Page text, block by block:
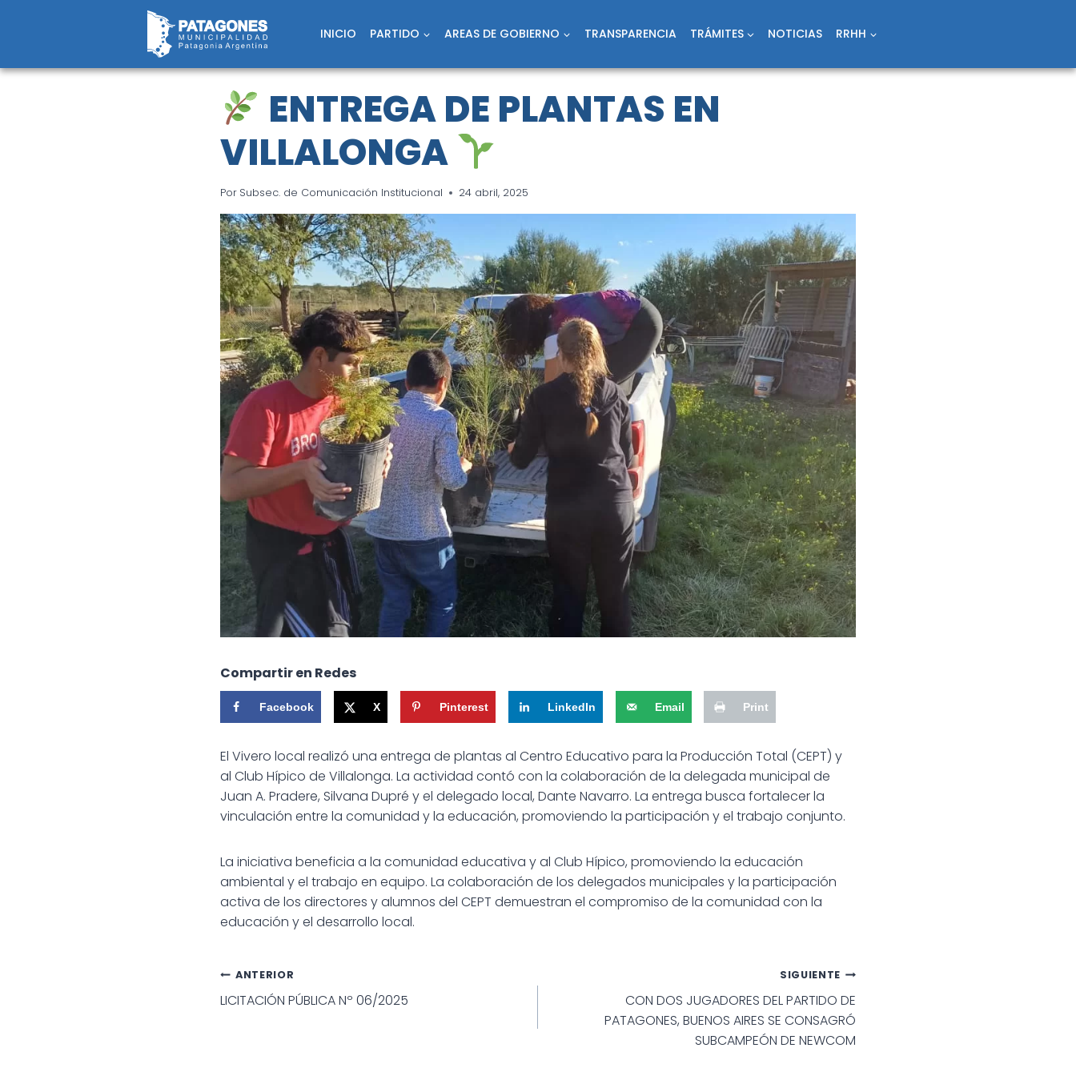
INICIO PARTIDO AREAS DE GOBIERNO TRANSPARENCIA TRÁMITES NOTICIAS RRHH
ENTREGA DE PLANTAS EN
VILLALONGA
Por Subsec. de Comunicación Institucional 24 abril, 2025
Compartir en Redes
Facebook X Pinterest LinkedIn Email Print
El Vivero local realizó una entrega de plantas al Centro Educativo para la Producción Total (CEPT) y
al Club Hípico de Villalonga. La actividad contó con la colaboración de la delegada municipal de
Juan A. Pradere, Silvana Dupré y el delegado local, Dante Navarro. La entrega busca fortalecer la
vinculación entre la comunidad y la educación, promoviendo la participación y el trabajo conjunto.
La iniciativa beneficia a la comunidad educativa y al Club Hípico, promoviendo la educación
ambiental y el trabajo en equipo. La colaboración de los delegados municipales y la participación
activa de los directores y alumnos del CEPT demuestran el compromiso de la comunidad con la
educación y el desarrollo local.
Navegación
ANTERIOR
LICITACIÓN PÚBLICA Nº 06/2025
SIGUIENTE
CON DOS JUGADORES DEL PARTIDO DE
PATAGONES, BUENOS AIRES SE CONSAGRÓ
SUBCAMPEÓN DE NEWCOM